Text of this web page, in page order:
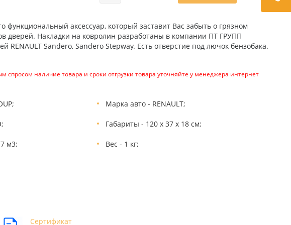
функциональный аксессуар, который заставит Вас забыть о грязном
дверей. Накладки на ковролин разработаны в компании ПТ ГРУПП
RENAULT Sandero, Sandero Stepway. Есть отверстие под лючок бензобака.
наличие товара и сроки отгрузки товара уточняйте у менеджера интернет
Марка авто - RENAULT;
Габариты - 120 х 37 х 18 см;
м3;
Вес - 1 кг;
Сертификат